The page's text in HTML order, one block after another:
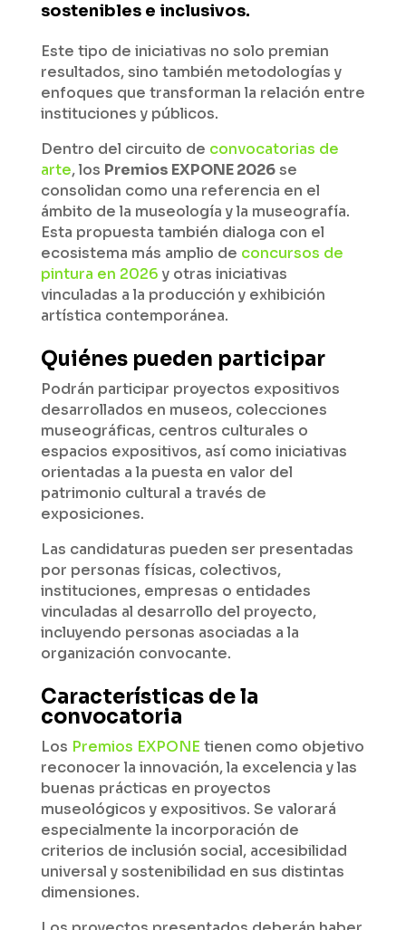
sostenibles e inclusivos.
Este tipo de iniciativas no solo premian
resultados, sino también metodologías y
enfoques que transforman la relación entre
instituciones y públicos.
Dentro del circuito de convocatorias de
arte, los Premios EXPONE 2026se
consolidan como una referencia en el
ámbito de la museología y la museografía.
Esta propuesta también dialoga con el
ecosistema más amplio de concursos de
pintura en 2026 y otras iniciativas
vinculadas a la producción y exhibición
artística contemporánea.
Quiénes pueden participar
Podrán participar proyectos expositivos
desarrollados en museos, colecciones
museográficas, centros culturales o
espacios expositivos, así como iniciativas
orientadas a la puesta en valor del
patrimonio cultural a través de
exposiciones.
Las candidaturas pueden ser presentadas
por personas físicas, colectivos,
instituciones, empresas o entidades
vinculadas al desarrollo del proyecto,
incluyendo personas asociadas a la
organización convocante.
Características de la
convocatoria
Los Premios EXPONE tienen como objetivo
reconocer la innovación, la excelencia y las
buenas prácticas en proyectos
museológicos y expositivos. Se valorará
especialmente la incorporación de
criterios de inclusión social, accesibilidad
universal y sostenibilidad en sus distintas
dimensiones.